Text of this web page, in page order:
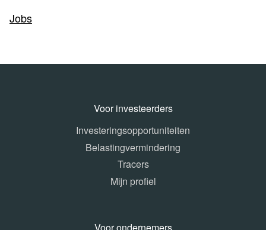
Jobs
Voor investeerders
Investeringsopportuniteiten
Belastingvermindering
Tracers
Mijn profiel
Voor ondernemers